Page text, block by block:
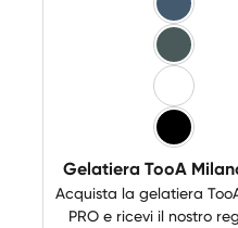
Blu
Verde
Bianco-
Nero-
Gelatiera TooA
Acquista la gelatiera
PRO e ricevi il nostro